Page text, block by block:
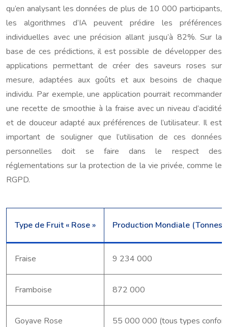
qu’en analysant les données de plus de 10 000 participants,
les algorithmes d’IA peuvent prédire les préférences
individuelles avec une précision allant jusqu’à 82%. Sur la
base de ces prédictions, il est possible de développer des
applications permettant de créer des saveurs roses sur
mesure, adaptées aux goûts et aux besoins de chaque
individu. Par exemple, une application pourrait recommander
une recette de smoothie à la fraise avec un niveau d’acidité
et de douceur adapté aux préférences de l’utilisateur. Il est
important de souligner que l’utilisation de ces données
personnelles doit se faire dans le respect des
réglementations sur la protection de la vie privée, comme le
RGPD.
Type de Fruit « Rose » Production Mondiale
Fraise 9 234 000
Framboise 872 000
Goyave Rose 55 000 000 (tous types